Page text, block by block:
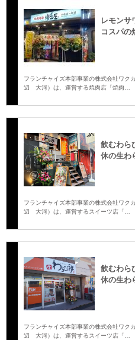
レモンサ
コスパの
フランチャイズ本部事業の株式会社ワク
辺 大河）は、運営する焼肉店「焼肉…
飲むわら
休の生わ
フランチャイズ本部事業の株式会社ワク
辺 大河）は、運営するスイーツ店「…
飲むわら
休の生わ
フランチャイズ本部事業の株式会社ワク
辺 大河）は、運営するスイーツ店「…